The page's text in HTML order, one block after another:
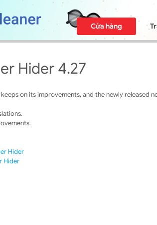
Cửa hàng
Hider 4.27
on its improvements, and the newly released
Hider
Hider